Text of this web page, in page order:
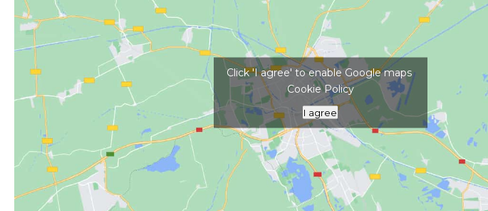
Kattints ide a térkép megjelenítéséhez
Click 'I agree' to enable Google maps
Cookie Policy
I agree
Balaton-part Keszthely